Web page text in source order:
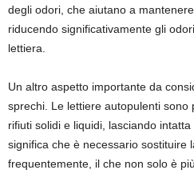
degli odori, che aiutano a
riducendo significativamente gli
lettiera.
Un altro aspetto importante da
sprechi. Le lettiere autopulenti
rifiuti solidi e liquidi, lasciando
significa che è necessario sostituire
frequentemente, il che non solo è